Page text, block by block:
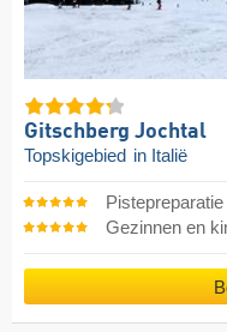
Gitschberg Jochtal
Topskigebied in Italië
Pistepreparatie
Gezinnen en